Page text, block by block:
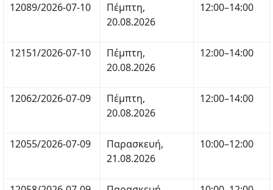
12089/2026-07-10
Πέμπτη,
20.08.2026
12:00–14:00
12151/2026-07-10
Πέμπτη,
20.08.2026
12:00–14:00
12062/2026-07-09
Πέμπτη,
20.08.2026
12:00–14:00
12055/2026-07-09
Παρασκευή,
21.08.2026
10:00–12:00